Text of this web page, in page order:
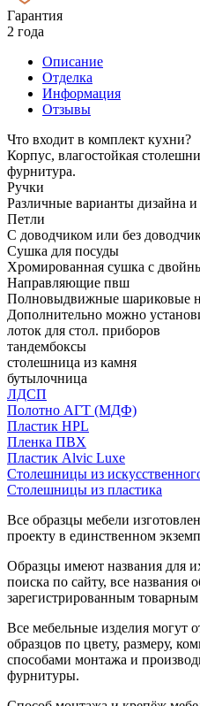
Гарантия
2 года
Описание
Отделка
Информация
Отзывы
Что входит в комплект кухни?
Корпус, влагостойкая
фурнитура.
Ручки
Различные варианты дизайна
Петли
С доводчиком или без
Сушка для посуды
Хромированная сушка с
Направляющие пвш
Полновыдвижные шариковые
Дополнительно можно
лоток для стол. приборов
тандембоксы
столешница из камня
бутылочница
ЛДСП
Полотно АГТ (МДФ)
Пластик HPL
Пленка ПВХ
Пластик Alvic Luxe
Столешницы из
Столешницы из пластика
Все образцы мебели
проекту в единственном
Образцы имеют названия для
поиска по сайту, все названия
зарегистрированным товарным
Все мебельные изделия могут
образцов по цвету, размеру,
способами монтажа и
фурнитуры.